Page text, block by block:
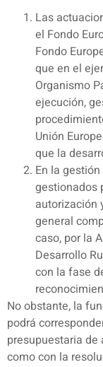
Las
el Fondo
Fondo
que en el
Organismo
ejecución,
Unión
que la
En la
gestionados
autorización
general
caso, por la
Desarrollo
con la fase
No obstante, la
podrá
presupuestaria
como con la